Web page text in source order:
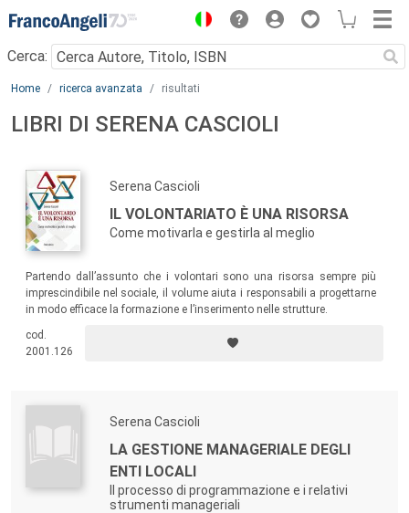
Menu
Cerca:
Main content
Home ricerca avanzata risultati
LIBRI DI SERENA CASCIOLI
Serena Cascioli
IL VOLONTARIATO È UNA RISORSA
Come motivarla e gestirla al meglio
Partendo dall’assunto che i volontari sono una risorsa sempre più
imprescindibile nel sociale, il volume aiuta i responsabili a progettarne
in modo efficace la formazione e l’inserimento nelle strutture.
cod.
2001.126
Serena Cascioli
LA GESTIONE MANAGERIALE DEGLI
ENTI LOCALI
Il processo di programmazione e i relativi
strumenti manageriali